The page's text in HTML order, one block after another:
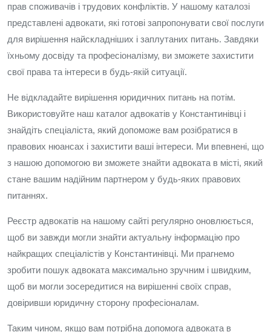
прав споживачів і трудових конфліктів. У нашому каталозі
представлені адвокати, які готові запропонувати свої послуги
для вирішення найскладніших і заплутаних питань. Завдяки
їхньому досвіду та професіоналізму, ви зможете захистити
свої права та інтереси в будь-якій ситуації.
Не відкладайте вирішення юридичних питань на потім.
Використовуйте наш каталог адвокатів у Константинівці і
знайдіть спеціаліста, який допоможе вам розібратися в
правових нюансах і захистити ваші інтереси. Ми впевнені, що
з нашою допомогою ви зможете знайти адвоката в місті, який
стане вашим надійним партнером у будь-яких правових
питаннях.
Реєстр адвокатів на нашому сайті регулярно оновлюється,
щоб ви завжди могли знайти актуальну інформацію про
найкращих спеціалістів у Константинівці. Ми прагнемо
зробити пошук адвоката максимально зручним і швидким,
щоб ви могли зосередитися на вирішенні своїх справ,
довіривши юридичну сторону професіоналам.
Таким чином, якщо вам потрібна допомога адвоката в